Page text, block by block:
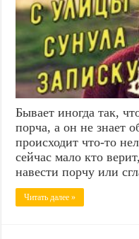
Бывает иногда так,
порча, а он не знает
происходит что-то
сейчас мало кто
навести порчу или
Читать далее »